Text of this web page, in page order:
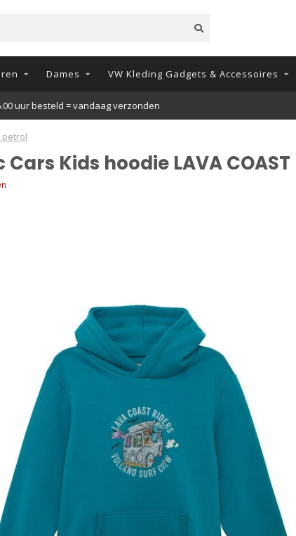
Dames VW Kleding Gadgets & Accessoires
30 dagen retour
petrol
Cars Kids hoodie LAVA